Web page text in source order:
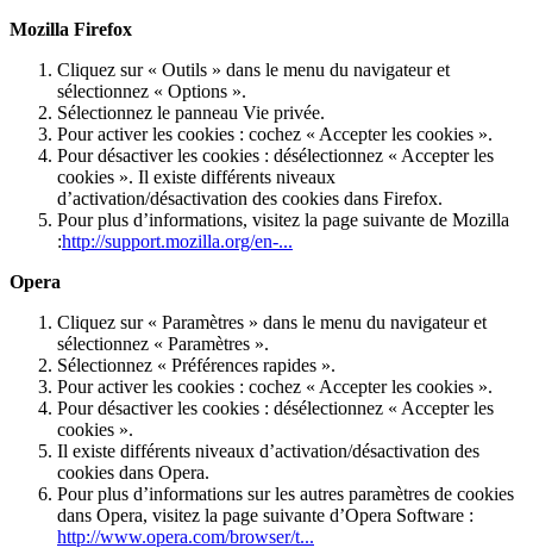
Mozilla Firefox
Cliquez sur « Outils » dans le menu du navigateur et
sélectionnez « Options ».
Sélectionnez le panneau Vie privée.
Pour activer les cookies : cochez « Accepter les cookies ».
Pour désactiver les cookies : désélectionnez « Accepter les
cookies ». Il existe différents niveaux
d’activation/désactivation des cookies dans Firefox.
Pour plus d’informations, visitez la page suivante de Mozilla
:http://support.mozilla.org/en-...
Opera
Cliquez sur « Paramètres » dans le menu du navigateur et
sélectionnez « Paramètres ».
Sélectionnez « Préférences rapides ».
Pour activer les cookies : cochez « Accepter les cookies ».
Pour désactiver les cookies : désélectionnez « Accepter les
cookies ».
Il existe différents niveaux d’activation/désactivation des
cookies dans Opera.
Pour plus d’informations sur les autres paramètres de cookies
dans Opera, visitez la page suivante d’Opera Software :
http://www.opera.com/browser/t...